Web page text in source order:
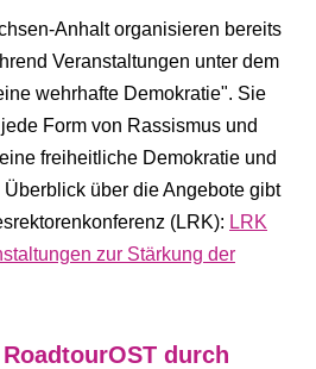
Anhalt organisieren bereits
Veranstaltungen unter dem
wehrhafte Demokratie". Sie
Form von Rassismus und
freiheitliche Demokratie und
über die Angebote gibt
(LRK): LRK
zur Stärkung der
RoadtourOST durch